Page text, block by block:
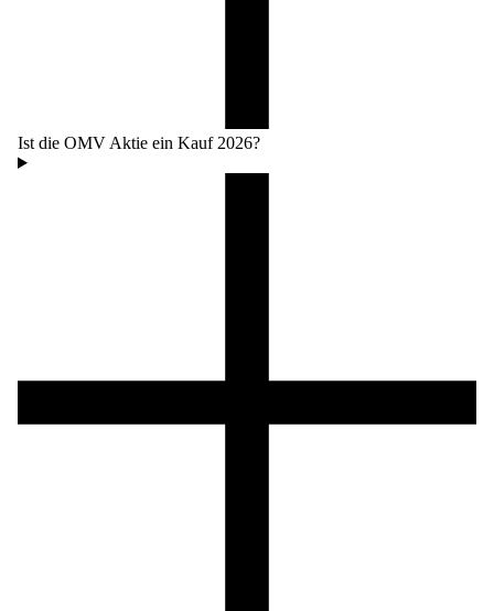
Ist die OMV Aktie ein Kauf 2026?